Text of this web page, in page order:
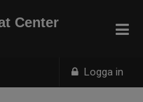
Logga in
Center